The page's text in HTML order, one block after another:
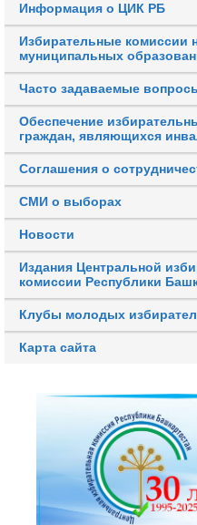
Информация о ЦИК РБ
Избирательные комиссии
муниципальных
Часто задаваемые
Обеспечение
граждан, являющихся
Соглашения о
СМИ о выборах
Новости
Издания Центральной
комиссии Республики
Клубы молодых
Карта сайта